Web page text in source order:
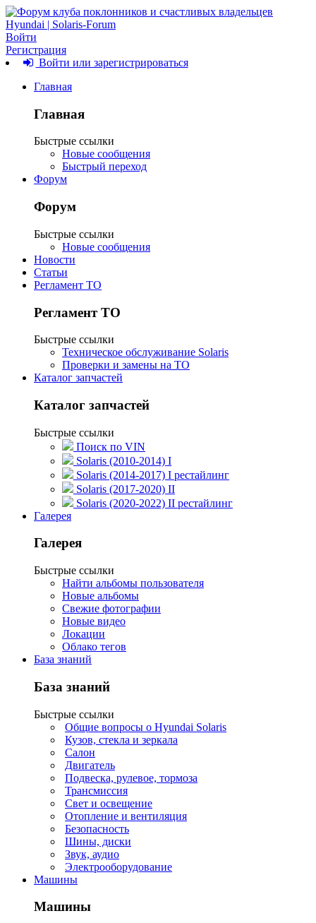
Войти
Регистрация
Войти или зарегистрироваться
Главная
Главная
Быстрые ссылки
Новые сообщения
Быстрый переход
Форум
Форум
Быстрые ссылки
Новые сообщения
Новости
Статьи
Регламент ТО
Регламент ТО
Быстрые ссылки
Техническое обслуживание Solaris
Проверки и замены на ТО
Каталог запчастей
Каталог запчастей
Быстрые ссылки
Поиск по VIN
Solaris (2010-2014) I
Solaris (2014-2017) I рестайлинг
Solaris (2017-2020) II
Solaris (2020-2022) II рестайлинг
Галерея
Галерея
Быстрые ссылки
Найти альбомы пользователя
Новые альбомы
Свежие фотографии
Новые видео
Локации
Облако тегов
База знаний
База знаний
Быстрые ссылки
Общие вопросы о Hyundai Solaris
Кузов, стекла и зеркала
Салон
Двигатель
Подвеска, рулевое, тормоза
Трансмиссия
Свет и освещение
Отопление и вентиляция
Безопасность
Шины, диски
Звук, аудио
Электрооборудование
Машины
Машины